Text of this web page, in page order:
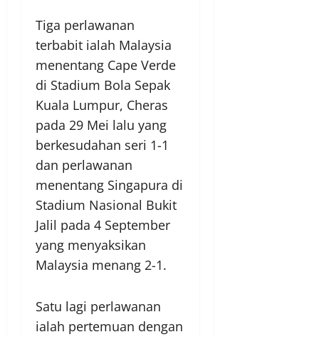
Tiga perlawanan
terbabit ialah Malaysia
menentang Cape Verde
di Stadium Bola Sepak
Kuala Lumpur, Cheras
pada 29 Mei lalu yang
berkesudahan seri 1-1
dan perlawanan
menentang Singapura di
Stadium Nasional Bukit
Jalil pada 4 September
yang menyaksikan
Malaysia menang 2-1.
Satu lagi perlawanan
ialah pertemuan dengan